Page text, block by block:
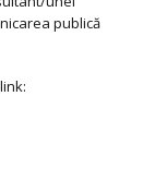
publică